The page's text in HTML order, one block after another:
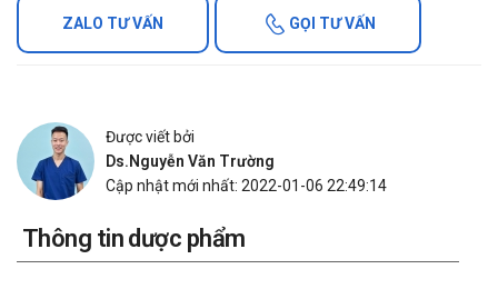
ZALO TƯ VẤN GỌI TƯ VẤN
Được viết bởi
Ds.Nguyễn Văn Trường
Cập nhật mới nhất: 2022-01-06 22:49:14
Thông tin dược phẩm